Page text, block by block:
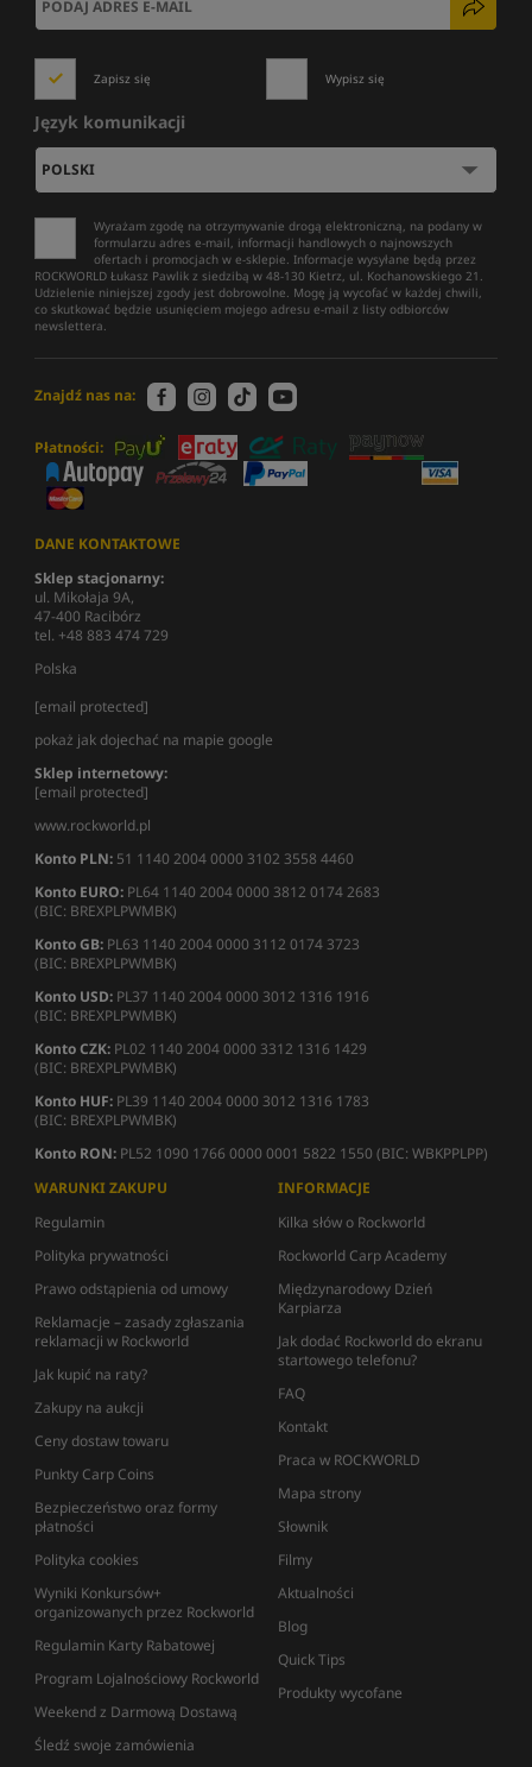
Zapisz się Wypisz się
Język komunikacji
Wyrażam zgodę na otrzymywanie drogą elektroniczną, na podany w
formularzu adres e-mail, informacji handlowych o najnowszych
ofertach i promocjach w e-sklepie. Informacje wysyłane będą przez
ROCKWORLD Łukasz Pawlik z siedzibą w 48-130 Kietrz, ul. Kochanowskiego 21.
Udzielenie niniejszej zgody jest dobrowolne. Mogę ją wycofać w każdej chwili,
co skutkować będzie usunięciem mojego adresu e-mail z listy odbiorców
newslettera.
Znajdź nas na:
Płatności:
DANE KONTAKTOWE
Sklep stacjonarny:
ul. Mikołaja 9A,
47-400 Racibórz
tel. +48 883 474 729
Polska
[email protected]
pokaż jak dojechać na mapie google
Sklep internetowy:
[email protected]
www.rockworld.pl
Konto PLN: 51 1140 2004 0000 3102 3558 4460
Konto EURO: PL64 1140 2004 0000 3812 0174 2683
(BIC: BREXPLPWMBK)
Konto GB: PL63 1140 2004 0000 3112 0174 3723
(BIC: BREXPLPWMBK)
Konto USD: PL37 1140 2004 0000 3012 1316 1916
(BIC: BREXPLPWMBK)
Konto CZK: PL02 1140 2004 0000 3312 1316 1429
(BIC: BREXPLPWMBK)
Konto HUF: PL39 1140 2004 0000 3012 1316 1783
(BIC: BREXPLPWMBK)
Konto RON: PL52 1090 1766 0000 0001 5822 1550 (BIC: WBKPPLPP)
WARUNKI ZAKUPU
Regulamin
Polityka prywatności
Prawo odstąpienia od umowy
Reklamacje – zasady zgłaszania
reklamacji w Rockworld
Jak kupić na raty?
Zakupy na aukcji
Ceny dostaw towaru
Punkty Carp Coins
Bezpieczeństwo oraz formy
płatności
Polityka cookies
Wyniki Konkursów+
organizowanych przez Rockworld
Regulamin Karty Rabatowej
Program Lojalnościowy Rockworld
Weekend z Darmową Dostawą
Śledź swoje zamówienia
INFORMACJE
Kilka słów o Rockworld
Rockworld Carp Academy
Międzynarodowy Dzień
Karpiarza
Jak dodać Rockworld do ekranu
startowego telefonu?
FAQ
Kontakt
Praca w ROCKWORLD
Mapa strony
Słownik
Filmy
Aktualności
Blog
Quick Tips
Produkty wycofane